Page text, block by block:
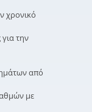
χρονικό
την
από
με